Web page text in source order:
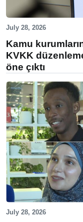
July 28, 2026
Kamu
KVKK
öne çıktı
July 28, 2026